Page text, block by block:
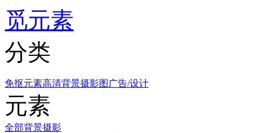
觅元素
分类
免抠元素高清背景摄影图 广告/设计
元素
全部背景摄影